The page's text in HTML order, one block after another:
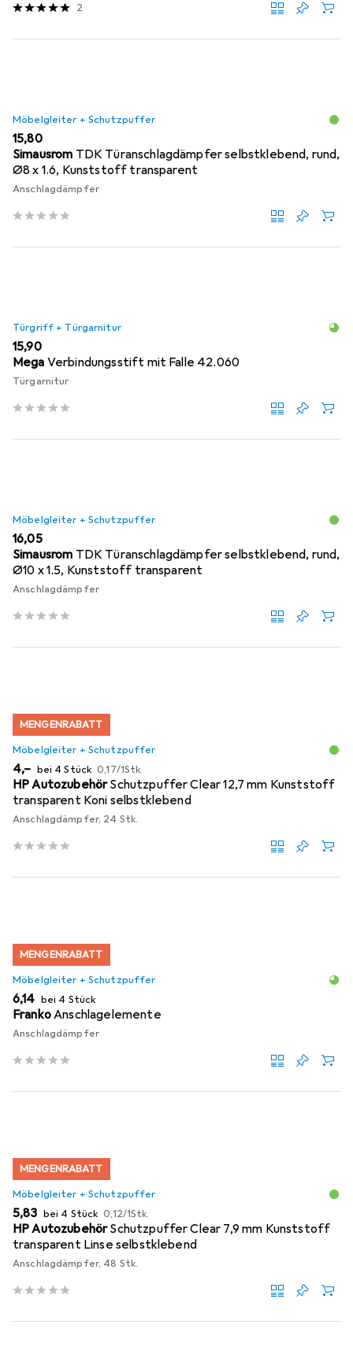
2
Möbelgleiter + Schutzpuffer
EUR
15,80
Simausrom TDK Türanschlagdämpfer selbstklebend, rund,
Ø8 x 1.6, Kunststoff transparent
Anschlagdämpfer
Türgriff + Türgarnitur
EUR
15,90
Mega Verbindungsstift mit Falle 42.060
Türgarnitur
Möbelgleiter + Schutzpuffer
EUR
16,05
Simausrom TDK Türanschlagdämpfer selbstklebend, rund,
Ø10 x 1.5, Kunststoff transparent
Anschlagdämpfer
MENGENRABATT
Möbelgleiter + Schutzpuffer
EUR
4,– bei 4 Stück EUR
0,17/1Stk.
HP AutozubehörSchutzpuffer Clear 12,7 mm Kunststoff
transparent Koni selbstklebend
Anschlagdämpfer, 24 Stk.
MENGENRABATT
Möbelgleiter + Schutzpuffer
EUR
6,14 bei 4 Stück
FrankoAnschlagelemente
Anschlagdämpfer
MENGENRABATT
Möbelgleiter + Schutzpuffer
EUR
5,83 bei 4 Stück EUR
0,12/1Stk.
HP AutozubehörSchutzpuffer Clear 7,9 mm Kunststoff
transparent Linse selbstklebend
Anschlagdämpfer, 48 Stk.